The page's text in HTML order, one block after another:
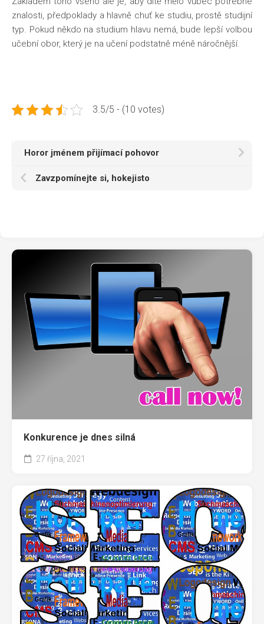
znalosti, předpoklady a hlavně chuť ke studiu, prostě studijní
typ. Pokud někdo na studium hlavu nemá, bude lepší volbou
učební obor, který je na učení podstatně méně náročnější.
3.5/5 - (10 votes)
Horor jménem přijímací pohovor
Zavzpomínejte si, hokejisto
Konkurence je dnes silná
27 října, 2021